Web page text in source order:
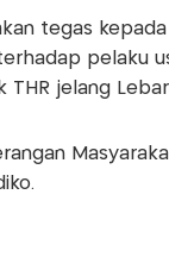
tegas
pelaku
jelang